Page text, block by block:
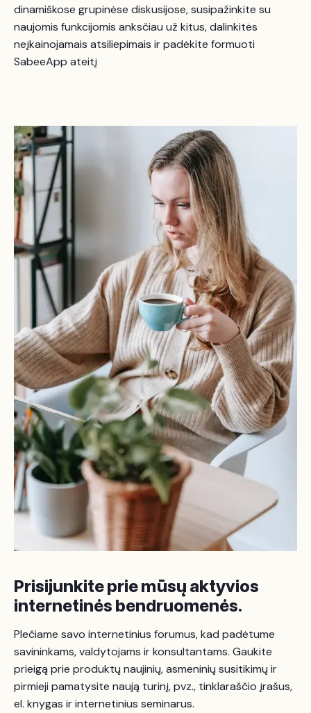
dinamiškose grupinėse diskusijose, susipažinkite su
naujomis funkcijomis anksčiau už kitus, dalinkitės
neįkainojamais atsiliepimais ir padėkite formuoti
SabeeApp ateitį
Prisijunkite prie mūsų aktyvios
internetinės bendruomenės.
Plečiame savo internetinius forumus, kad padėtume
savininkams, valdytojams ir konsultantams. Gaukite
prieigą prie produktų naujinių, asmeninių susitikimų ir
pirmieji pamatysite naują turinį, pvz., tinklaraščio įrašus,
el. knygas ir internetinius seminarus.